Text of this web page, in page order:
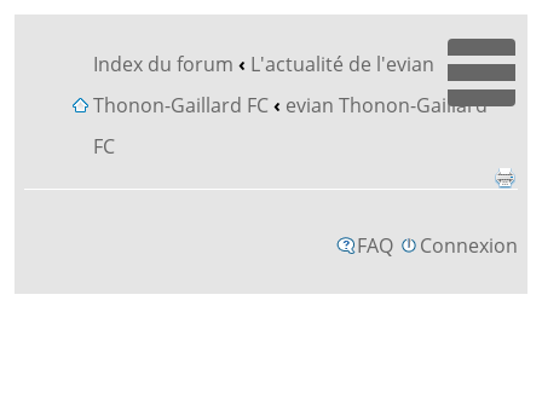
Index du forum ‹ L'actualité de l'evian
Thonon-Gaillard FC‹ evian Thonon-Gaillard
FC
FAQ Connexion